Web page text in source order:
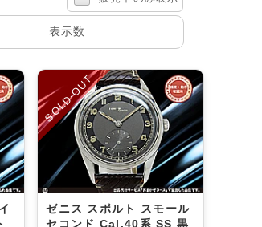
表示数
SOLD-OUT
ゼニス スポルト スモール
セコンド Cal.40系 SS 黒